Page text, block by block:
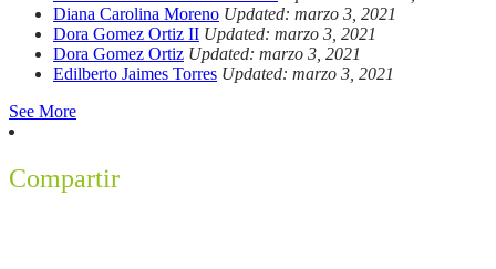
Diana Carolina Moreno Updated: marzo 3, 2021
Dora Gomez Ortiz II Updated: marzo 3, 2021
Dora Gomez Ortiz Updated: marzo 3, 2021
Edilberto Jaimes Torres Updated: marzo 3, 2021
See More
Compartir